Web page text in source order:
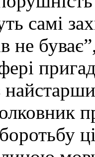
самі
не